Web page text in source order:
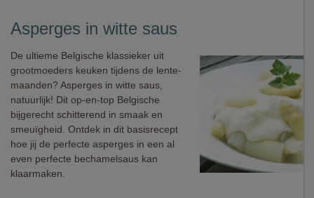
Asperges in witte saus
De ultieme Belgische klassieker uit
grootmoeders keuken tijdens de lente-
maanden? Asperges in witte saus,
natuurlijk! Dit op-en-top Belgische
bijgerecht schitterend in smaak en
smeuïgheid. Ontdek in dit basisrecept
hoe jij de perfecte asperges in een al
even perfecte bechamelsaus kan
klaarmaken.